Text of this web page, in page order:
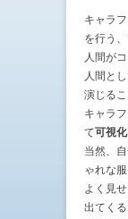
キャラ
を行う
人間が
人間と
演じる
キャラ
て可視化
当然、
ゃれな
よく見
出てく